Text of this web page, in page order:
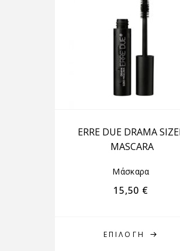
ΕΠΙΛΟΓΉ
ERRE DUE DRAMA
MASCARA
Μάσκαρα
15,50 €